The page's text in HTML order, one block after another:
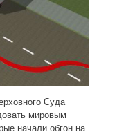
Суда
мировым
начали обгон на